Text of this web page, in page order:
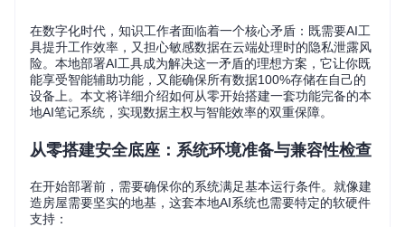
在数字化时代，知识工作者面临着一个核心矛盾：既需要AI工
具提升工作效率，又担心敏感数据在云端处理时的隐私泄露风
险。本地部署AI工具成为解决这一矛盾的理想方案，它让你既
能享受智能辅助功能，又能确保所有数据100%存储在自己的
设备上。本文将详细介绍如何从零开始搭建一套功能完备的本
地AI笔记系统，实现数据主权与智能效率的双重保障。
从零搭建安全底座：系统环境准备与兼容性检查
在开始部署前，需要确保你的系统满足基本运行条件。就像建
造房屋需要坚实的地基，这套本地AI系统也需要特定的软硬件
支持：